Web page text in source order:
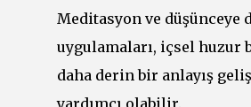
Meditasyon ve düşünceye
uygulamaları, içsel huzur
daha derin bir anlayış
yardımcı olabilir.